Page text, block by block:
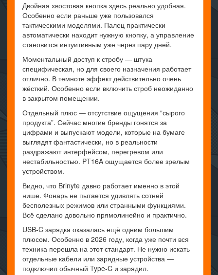
Двойная хвостовая кнопка здесь реально удобная.
Особенно если раньше уже пользовался
тактическими моделями. Палец практически
автоматически находит нужную кнопку, а управление
становится интуитивным уже через пару дней.
Моментальный доступ к стробу — штука
специфическая, но для своего назначения работает
отлично. В темноте эффект действительно очень
жёсткий. Особенно если включить строб неожиданно
в закрытом помещении.
Отдельный плюс — отсутствие ощущения “сырого
продукта”. Сейчас многие бренды гонятся за
цифрами и выпускают модели, которые на бумаге
выглядят фантастически, но в реальности
раздражают интерфейсом, перегревом или
нестабильностью. PT16A ощущается более зрелым
устройством.
Видно, что Brinyte давно работает именно в этой
нише. Фонарь не пытается удивлять сотней
бесполезных режимов или странными функциями.
Всё сделано довольно прямолинейно и практично.
USB-C зарядка оказалась ещё одним большим
плюсом. Особенно в 2026 году, когда уже почти вся
техника перешла на этот стандарт. Не нужно искать
отдельные кабели или зарядные устройства —
подключил обычный Type-C и зарядил.